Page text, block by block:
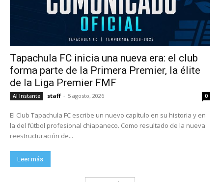
Tapachula FC inicia una nueva era: el club
forma parte de la Primera Premier, la élite
de la Liga Premier FMF
Al Instante staff - 5 agosto, 2026 0
El Club Tapachula FC escribe un nuevo capítulo en su historia y en
la del fútbol profesional chiapaneco. Como resultado de la nueva
reestructuración de...
Leer más